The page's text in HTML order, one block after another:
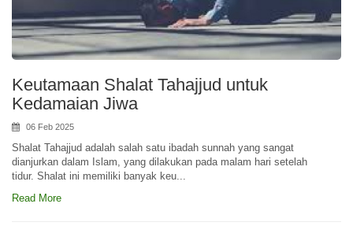
Keutamaan Shalat Tahajjud untuk
Kedamaian Jiwa
06 Feb 2025
Shalat Tahajjud adalah salah satu ibadah sunnah yang sangat
dianjurkan dalam Islam, yang dilakukan pada malam hari setelah
tidur. Shalat ini memiliki banyak keu...
Read More